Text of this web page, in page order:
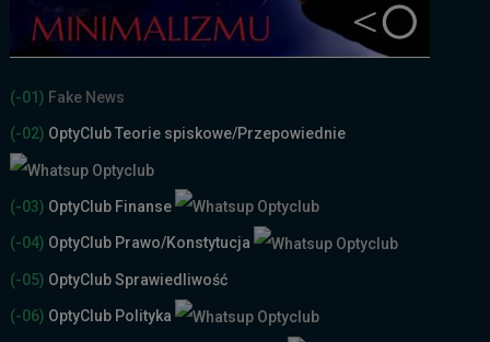
(-01) Fake News
(-02) OptyClub Teorie spiskowe/Przepowiednie
(-03) OptyClub Finanse
(-04) OptyClub Prawo/Konstytucja
(-05) OptyClub Sprawiedliwość
(-06) OptyClub Polityka